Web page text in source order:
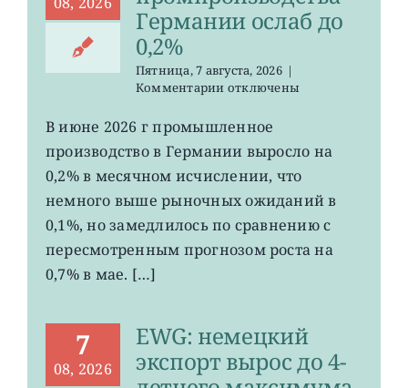
Германии ослаб до
0,2%
Пятница, 7 августа, 2026 |
Комментариик
EWG:
рост
промпроизводства
Германии
до
0,2%
отключены
В июне 2026 г промышленное
производство в Германии выросло на
0,2% в месячном исчислении, что
немного выше рыночных ожиданий в
0,1%, но замедлилось по сравнению с
пересмотренным прогнозом роста на
0,7% в мае. […]
7
08, 2026
EWG: немецкий
экспорт вырос до 4-